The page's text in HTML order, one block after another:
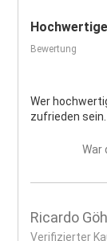
Bewertung
Wer
zufrieden sein.
War
Ricardo
Verifizierter